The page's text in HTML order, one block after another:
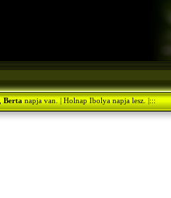
Berta napja van. | Holnap Ibolya napja lesz. |:::